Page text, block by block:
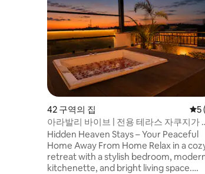
42 구역의 집 평5
아라발리 바이브 | 전용 테라스 자쿠지가
는 스튜디오
Hidden Heaven Stays – Your Peaceful
Home Away From Home Relax in a cozy
retreat with a stylish bedroom,
kitchenette, and bright living space.